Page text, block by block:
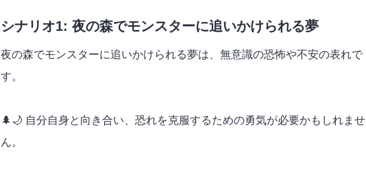
シナリオ1: 夜の森でモンスターに追いかけられる夢
夜の森でモンスターに追いかけられる夢は、無意識の恐怖や不安の表れで
す。
🌲🌙 自分自身と向き合い、恐れを克服するための勇気が必要かもしれませ
ん。